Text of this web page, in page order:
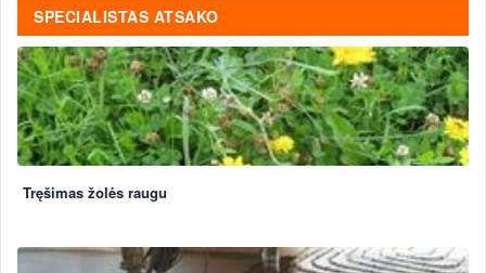
SPECIALISTAS ATSAKO
Tręšimas žolės raugu